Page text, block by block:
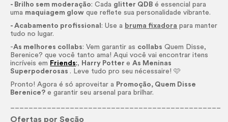
- Brilho sem moderação: Cada glitter QDB é essencial para
uma maquiagem glow que reflete sua personalidade vibrante.
- Acabamento profissional : Use a bruma fixadora para manter
tudo no lugar.
-As melhores collabs: Vem garantir as collabs Quem Disse,
Berenice? que você tanto ama! Aqui você vai encontrar itens
incríveis em Friends:, Harry PottereAs Meninas
Superpoderosas . Leve tudo pro seunécessaire! 🩷
Pronto! Agora é só aproveitar a Promoção, Quem Disse
Berenice? e garantir seu arsenal para brilhar.
Ofertas por Seção